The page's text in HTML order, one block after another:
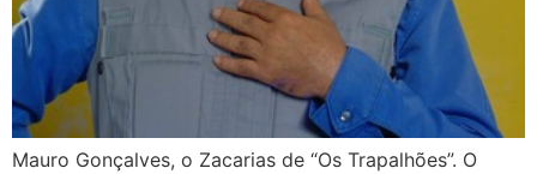
Mauro Gonçalves, o Zacarias de “Os Trapalhões”. O